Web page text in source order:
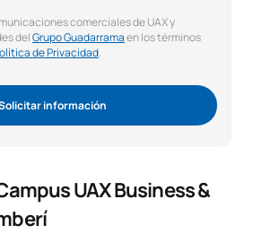
comerciales de UAX y
delGrupo Guadarramaen los términos
de Privacidad.
información
UAX Business &